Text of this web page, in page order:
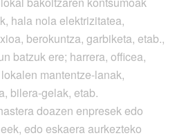
hala nola elektrizitatea,
berokuntza, garbiketa, etab.,
batzuk ere; harrera, officea,
mantentze-lanak,
bilera-gelak, etab.
doazen enpresek edo
edo eskaera aurkezteko